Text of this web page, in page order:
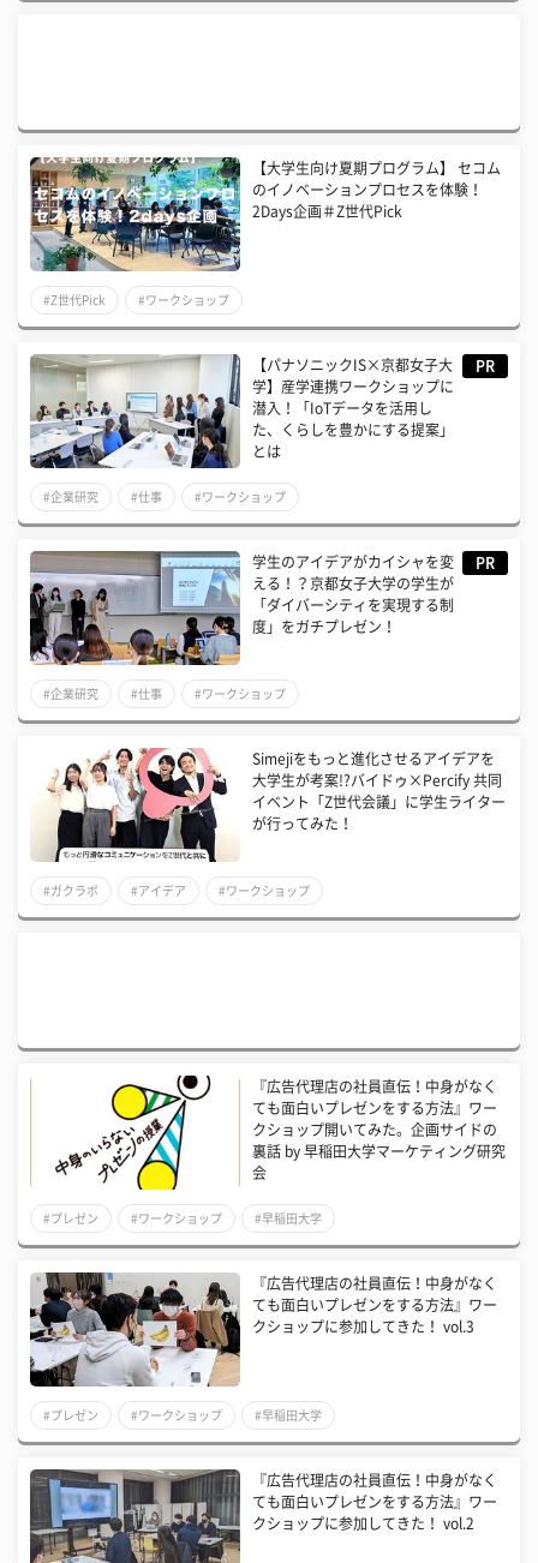
【大学生向け夏期プログラム】 セコム
のイノベーションプロセスを体験！
2Days企画＃Z世代Pick
#Z世代Pick #ワークショップ
【パナソニックIS×京都女子大
学】産学連携ワークショップに
潜入！「IoTデータを活用し
た、くらしを豊かにする提案」
とは
PR
#企業研究 #仕事 #ワークショップ
学生のアイデアがカイシャを変
える！？京都女子大学の学生が
「ダイバーシティを実現する制
度」をガチプレゼン！
PR
#企業研究 #仕事 #ワークショップ
Simejiをもっと進化させるアイデアを
大学生が考案!?バイドゥ×Percify 共同
イベント「Z世代会議」に学生ライター
が行ってみた！
#ガクラボ #アイデア #ワークショップ
『広告代理店の社員直伝！中身がなく
ても面白いプレゼンをする方法』ワー
クショップ開いてみた。企画サイドの
裏話 by 早稲田大学マーケティング研究
会
#プレゼン #ワークショップ #早稲田大学
『広告代理店の社員直伝！中身がなく
ても面白いプレゼンをする方法』ワー
クショップに参加してきた！ vol.3
#プレゼン #ワークショップ #早稲田大学
『広告代理店の社員直伝！中身がなく
ても面白いプレゼンをする方法』ワー
クショップに参加してきた！ vol.2